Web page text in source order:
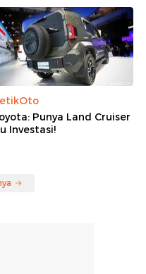
Punya Land Cruiser
Investasi!